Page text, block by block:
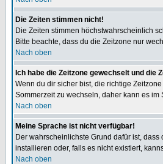
Die Zeiten stimmen nicht!
Die Zeiten stimmen höchstwahrscheinlich
Bitte beachte, dass du die Zeitzone nur
Nach oben
Ich habe die Zeitzone gewechselt und die
Wenn du dir sicher bist, die richtige
Sommerzeit zu wechseln, daher kann es
Nach oben
Meine Sprache ist nicht verfügbar!
Der wahrscheinlichste Grund dafür ist,
installieren oder, falls es nicht existiert,
Nach oben